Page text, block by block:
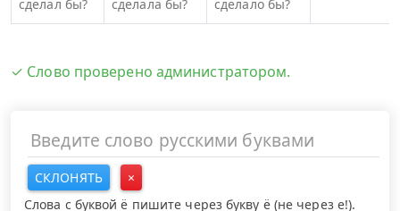
сделал бы?
сделала бы?
сделало бы?
✓ Слово проверено администратором.
СКЛОНЯТЬ
×
Слова с буквой ё пишите через букву ё (не через е!).